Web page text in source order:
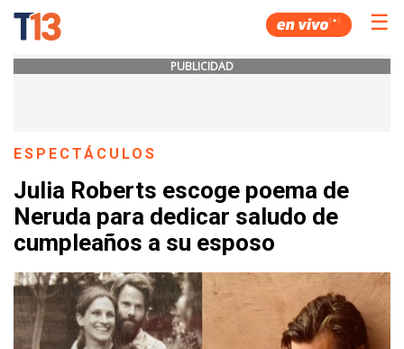
☰
PUBLICIDAD
ESPECTÁCULOS
Julia Roberts escoge poema de
Neruda para dedicar saludo de
cumpleaños a su esposo